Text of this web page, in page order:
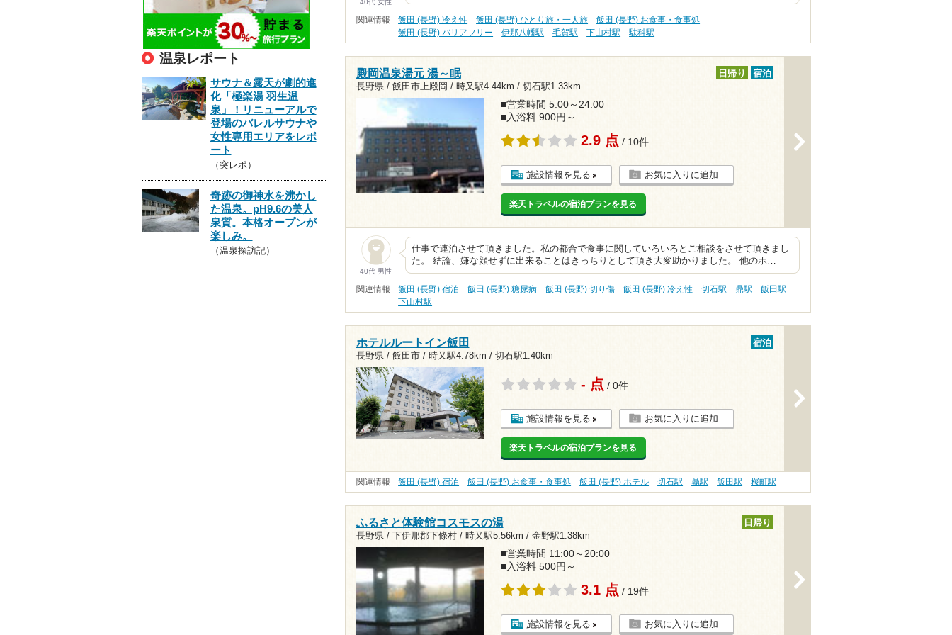
40代 女性
関連情報 飯田 (長野) 冷え性 飯田 (長野) ひとり旅・一人旅
飯田 (長野) お食事・食事処
飯田 (長野) バリアフリー
伊那八幡駅 毛賀駅 下山村駅 駄科駅
殿岡温泉湯元 湯～眠
長野県 / 飯田市上殿岡 / 時又駅4.44km / 切石駅1.33km
日帰り 宿泊
■営業時間 5:00～24:00
■入浴料 900円～
2.9 点 / 10件
施設情報を見る お気に入りに追加
楽天トラベルの宿泊プランを見る
40代 男性
仕事で連泊させて頂きました。私の都合で食事に関していろいろとご相談をさせて頂きまし
た。 結論、嫌な顔せずに出来ることはきっちりとして頂き大変助かりました。 他のホ…
関連情報 飯田 (長野) 宿泊 飯田 (長野) 糖尿病 飯田 (長野) 切り傷 飯田 (長野) 冷え性 切石駅 鼎駅
飯田駅
下山村駅
ホテルルートイン飯田
長野県 / 飯田市 / 時又駅4.78km / 切石駅1.40km
宿泊
- 点 / 0件
施設情報を見る お気に入りに追加
楽天トラベルの宿泊プランを見る
関連情報 飯田 (長野) 宿泊 飯田 (長野) お食事・食事処 飯田 (長野) ホテル 切石駅 鼎駅 飯田駅 桜町駅
ふるさと体験館コスモスの湯
長野県 / 下伊那郡下條村 / 時又駅5.56km / 金野駅1.38km
日帰り
■営業時間 11:00～20:00
■入浴料 500円～
3.1 点 / 19件
施設情報を見る お気に入りに追加
温泉レポート
サウナ＆露天が劇的進
化「極楽湯 羽生温
泉」！リニューアルで
登場のバレルサウナや
女性専用エリアをレポ
ート
（突レポ）
奇跡の御神水を沸かし
た温泉。pH9.6の美人
泉質。本格オープンが
楽しみ。
（温泉探訪記）